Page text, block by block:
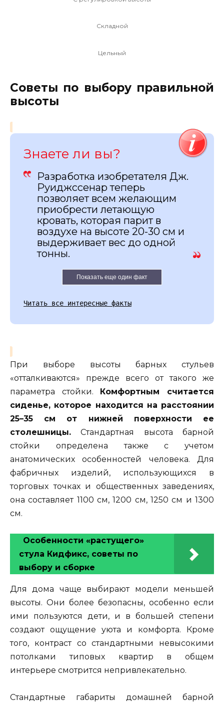
Складной
Цельный
Советы по выбору правильной
высоты
Знаете ли вы?
Разработка изобретателя Дж.
Руиджссенар теперь
позволяет всем желающим
приобрести летающую
кровать, которая парит в
воздухе на высоте 20-30 см и
выдерживает вес до одной
тонны.
Показать еще один факт
Читать все интересные факты
При выборе высоты барных стульев
«отталкиваются» прежде всего от такого же
параметра стойки. Комфортным считается
сиденье, которое находится на расстоянии
25–35 см от нижней поверхности ее
столешницы. Стандартная высота барной
стойки определена также с учетом
анатомических особенностей человека. Для
фабричных изделий, использующихся в
торговых точках и общественных заведениях,
она составляет 1100 см, 1200 см, 1250 см и 1300
см.
Особенности «растущего»
стула Кидфикс, советы по
выбору и сборке
Для дома чаще выбирают модели меньшей
высоты. Они более безопасны, особенно если
ими пользуются дети, и в большей степени
создают ощущение уюта и комфорта. Кроме
того, контраст со стандартными невысокими
потолками типовых квартир в общем
интерьере смотрится непривлекательно.
Стандартные габариты домашней барной